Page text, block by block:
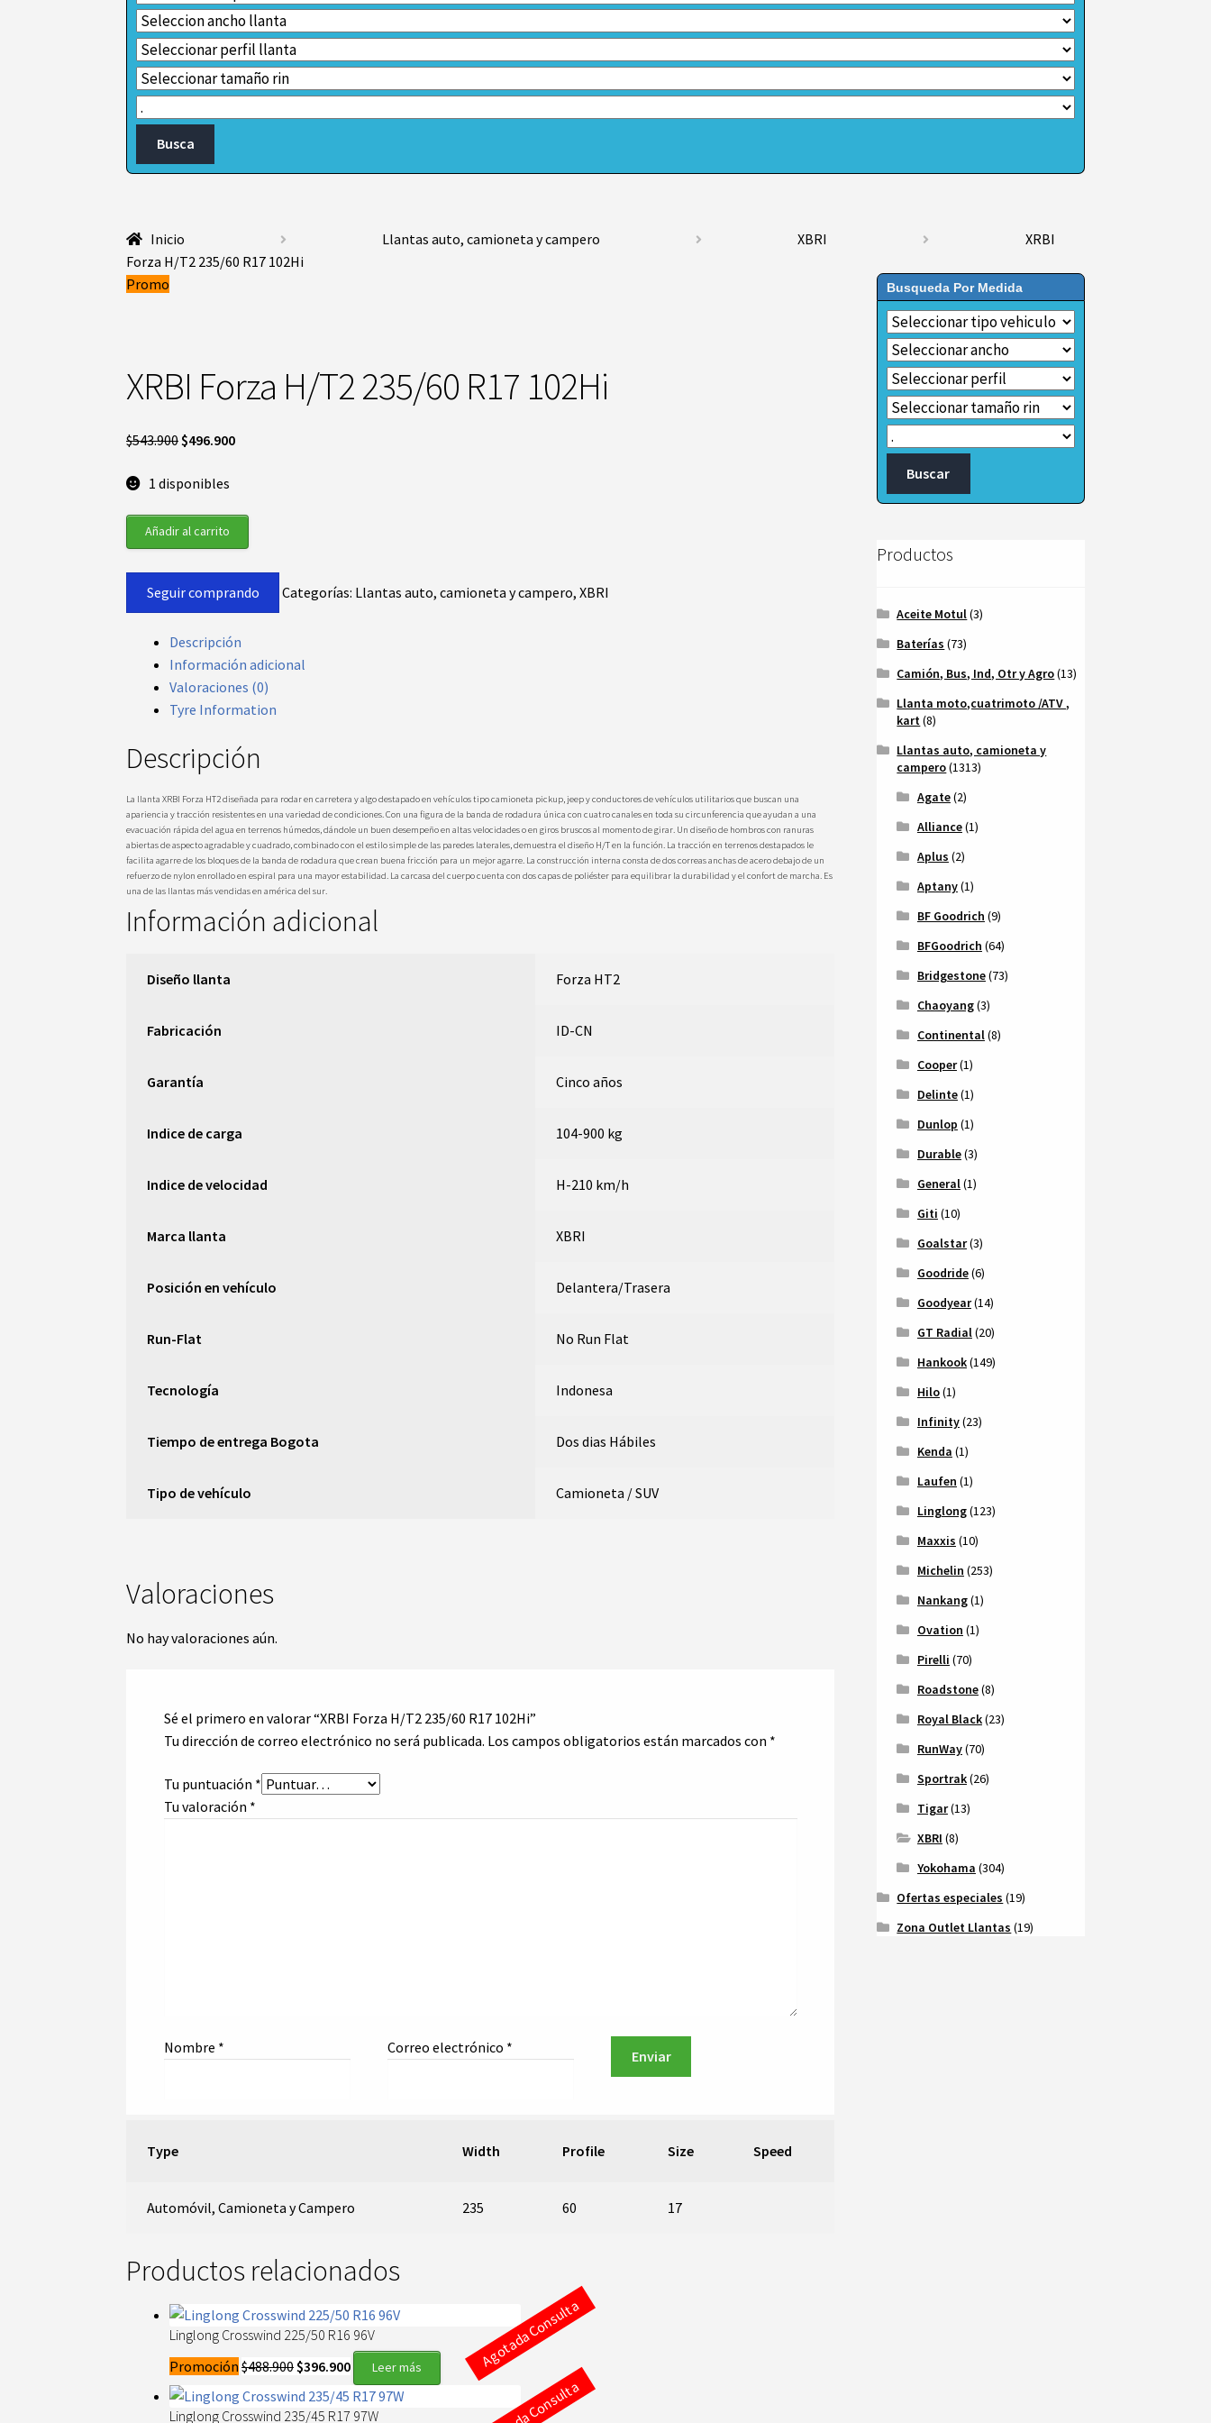
Inicio Llantas auto, camioneta y campero XBRI
XRBI
Forza H/T2 235/60 R17 102Hi
Promo
XRBI Forza H/T2 235/60 R17 102Hi
$543.900 El
original
$543.900.
$496.900El
1 disponibles
XRBI
Forza
H/T2
235/60
R17
102Hi
cantidad
Añadir al carrito
Seguir comprando Categorías: Llantas auto, camioneta y campero,XBRI
Descripción
Información adicional
Valoraciones (0)
Tyre Information
Descripción
La llanta XRBI Forza HT2 diseñada para rodar en carretera y algo destapado en vehículos tipo camioneta pickup, jeep y conductores de vehículos utilitarios que buscan una
apariencia y tracción resistentes en una variedad de condiciones. Con una figura de la banda de rodadura única con cuatro canales en toda su circunferencia que ayudan a una
evacuación rápida del agua en terrenos húmedos, dándole un buen desempeño en altas velocidades o en giros bruscos al momento de girar. Un diseño de hombros con ranuras
abiertas de aspecto agradable y cuadrado, combinado con el estilo simple de las paredes laterales, demuestra el diseño H/T en la función. La tracción en terrenos destapados le
facilita agarre de los bloques de la banda de rodadura que crean buena fricción para un mejor agarre. La construcción interna consta de dos correas anchas de acero debajo de un
refuerzo de nylon enrollado en espiral para una mayor estabilidad. La carcasa del cuerpo cuenta con dos capas de poliéster para equilibrar la durabilidad y el confort de marcha. Es
una de las llantas más vendidas en américa del sur.
Información adicional
Diseño llanta Forza HT2
Fabricación ID-CN
Garantía Cinco años
Indice de carga 104-900 kg
Indice de velocidad H-210 km/h
Marca llanta XBRI
Posición en vehículo Delantera/Trasera
Run-Flat No Run Flat
Tecnología Indonesa
Tiempo de entrega Bogota Dos dias Hábiles
Tipo de vehículo Camioneta / SUV
Valoraciones
No hay valoraciones aún.
Sé el primero en valorar “XRBI Forza H/T2 235/60 R17 102Hi”
Tu dirección de correo electrónico no será publicada. Los campos obligatorios están marcados con *
Tu puntuación *
Tu valoración *
Nombre * Correo electrónico *
Type Width Profile Size Speed
Automóvil, Camioneta y Campero 235 60 17
Productos relacionados
Linglong Crosswind 225/50 R16 96V
Promoción $488.900 El
original
$396.900El
precio
actual
Leer más Agotada Consulta
Linglong Crosswind 235/45 R17 97W
Busqueda Por Medida
Productos
Aceite Motul(3)
Baterías (73)
Camión, Bus, Ind, Otr y Agro(13)
Llanta moto,cuatrimoto /ATV ,
kart(8)
Llantas auto, camioneta y
campero(1313)
Agate(2)
Alliance(1)
Aplus (2)
Aptany(1)
BF Goodrich (9)
BFGoodrich (64)
Bridgestone(73)
Chaoyang(3)
Continental(8)
Cooper(1)
Delinte(1)
Dunlop (1)
Durable(3)
General(1)
Giti (10)
Goalstar(3)
Goodride(6)
Goodyear(14)
GT Radial(20)
Hankook(149)
Hilo(1)
Infinity(23)
Kenda (1)
Laufen (1)
Linglong(123)
Maxxis (10)
Michelin (253)
Nankang(1)
Ovation (1)
Pirelli (70)
Roadstone(8)
Royal Black(23)
RunWay(70)
Sportrak(26)
Tigar(13)
XBRI (8)
Yokohama (304)
Ofertas especiales (19)
Zona Outlet Llantas (19)